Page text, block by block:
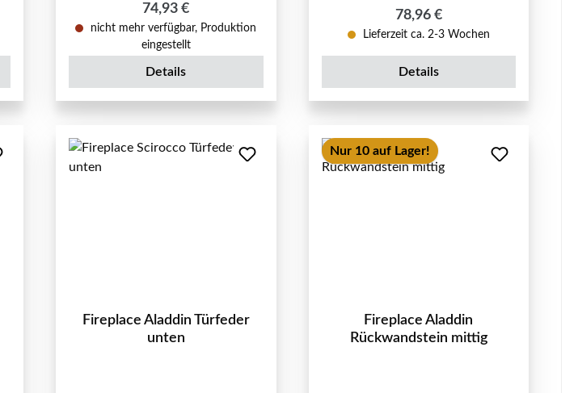
Regulärer Preis:
74,93 €
nicht mehr verfügbar, Produktion
eingestellt
Details
Regulärer Preis:
78,96 €
Lieferzeit ca. 2-3 Wochen
Details
Fireplace Aladdin Türfeder
unten
Nur 10 auf Lager!
Fireplace Aladdin
Rückwandstein mittig